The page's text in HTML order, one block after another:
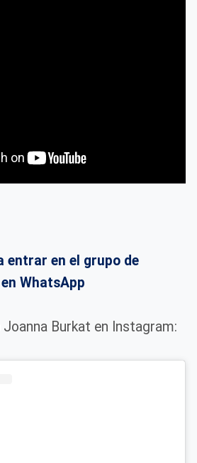
entrar en el grupo de
WhatsApp
Burkat en Instagram: